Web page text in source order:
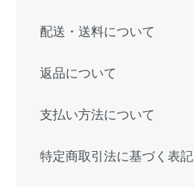
配送・送料について
返品について
支払い方法について
特定商取引法に基づく表記